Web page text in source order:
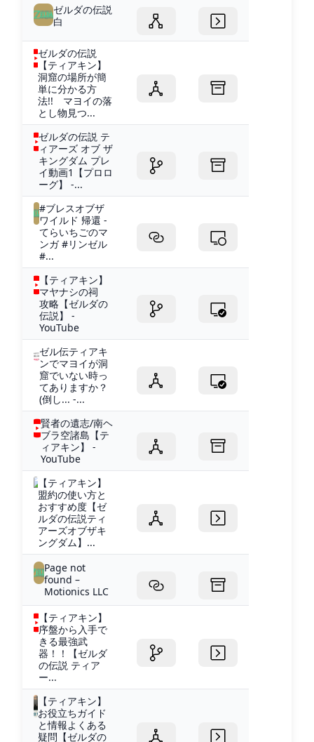
ゼルダの伝説
白
ゼルダの伝説
【ティアキン】
洞窟の場所が簡
単に分かる方
法!! マヨイの落
とし物見つ...
ゼルダの伝説 テ
ィアーズ オブ ザ
キングダム プレ
イ動画1【プロロ
ーグ】 -...
#ブレスオブザ
ワイルド 帰還 -
てらいちごのマ
ンガ #リンゼル
#...
【ティアキン】
マヤナシの祠
攻略【ゼルダの
伝説】 -
YouTube
ゼル伝ティアキ
ンでマヨイが洞
窟でいない時っ
てありますか？
(倒し... -...
賢者の遺志/南ヘ
ブラ空諸島【テ
ィアキン】 -
YouTube
【ティアキン】
盟約の使い方と
おすすめ度【ゼ
ルダの伝説ティ
アーズオブザキ
ングダム】...
Page not
found –
Motionics LLC
【ティアキン】
序盤から入手で
きる最強武
器！！【ゼルダ
の伝説 ティア
ー...
【ティアキン】
お役立ちガイド
と情報よくある
疑問【ゼルダの